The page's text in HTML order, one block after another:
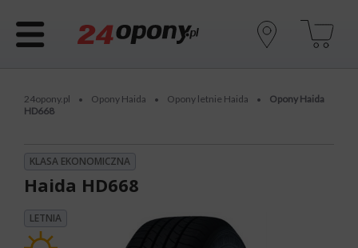
24opony.pl • Opony Haida • Opony letnie Haida •
Opony Haida
HD668
KLASA EKONOMICZNA
Haida HD668
LETNIA